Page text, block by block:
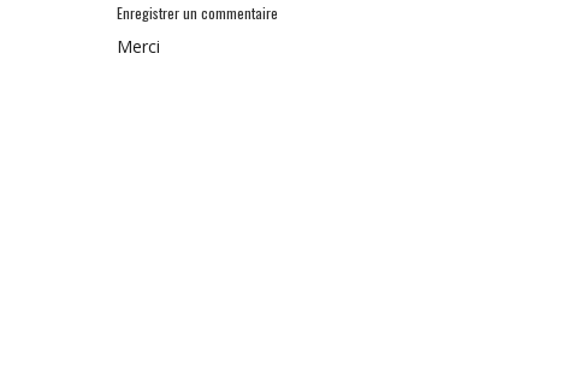
Enregistrer un commentaire
Merci